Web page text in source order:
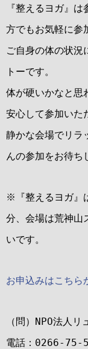
『整えるヨガ』
方でもお気軽に参
ご自身の体の状況
トーです。
体が硬いかなと思
安心して参加いた
静かな会場でリラ
んの参加をお待ち
※『整えるヨガ』
分、会場は荒神山
いです。
お申込みはこちら
（問）NPO法人
電話：0266-75-